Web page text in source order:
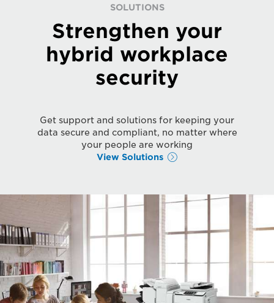
SOLUTIONS
Strengthen your
hybrid workplace
security
Get support and solutions for keeping your
data secure and compliant, no matter where
your people are working
View Solutions